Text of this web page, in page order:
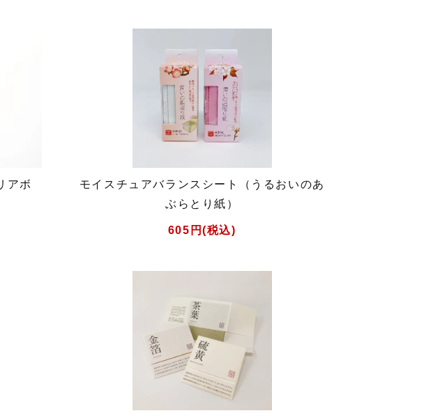
アボ
モイスチュアバランスシート（うるおいのあ
ぶらとり紙）
605円(税込)